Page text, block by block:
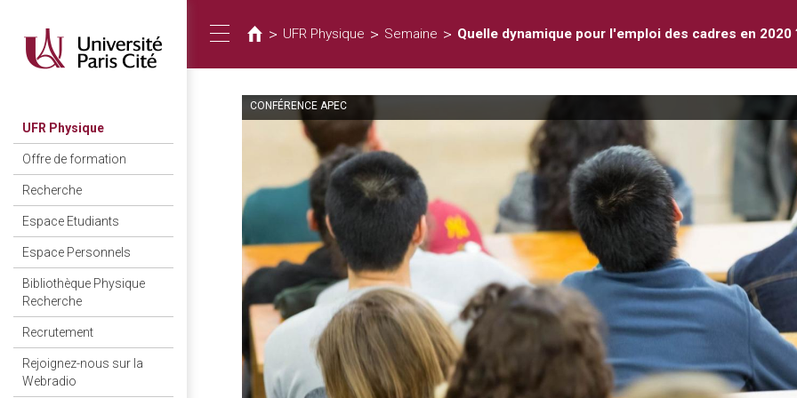
contenu
principal
UFR Physique
Offre de formation
Recherche
Espace Etudiants
Espace Personnels
Bibliothèque Physique
Recherche
Recrutement
Rejoignez-nous sur la
Webradio
Toggle
navigation
êtes
ici
> UFR Physique > Semaine > Quelle dynamique pour l'emploi des cadres en 2020
CONFÉRENCE APEC